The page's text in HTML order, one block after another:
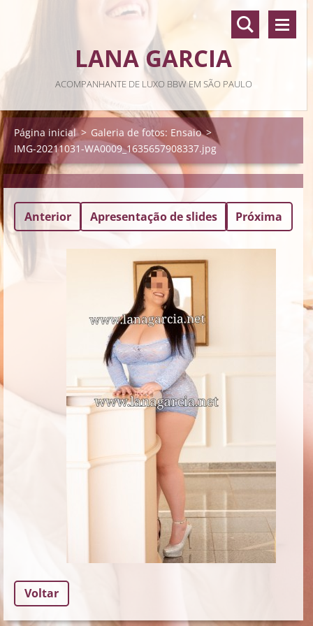
LANA GARCIA
ACOMPANHANTE DE LUXO BBW EM SÃO PAULO
Página inicial > Galeria de fotos: Ensaio >
IMG-20211031-WA0009_1635657908337.jpg
Anterior Apresentação de slides Próxima
Voltar